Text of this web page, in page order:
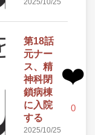
2025/10/25
第18話
元ナー
ス、精
神科閉
鎖病棟
に入院
する
2025/10/25
❤️
0